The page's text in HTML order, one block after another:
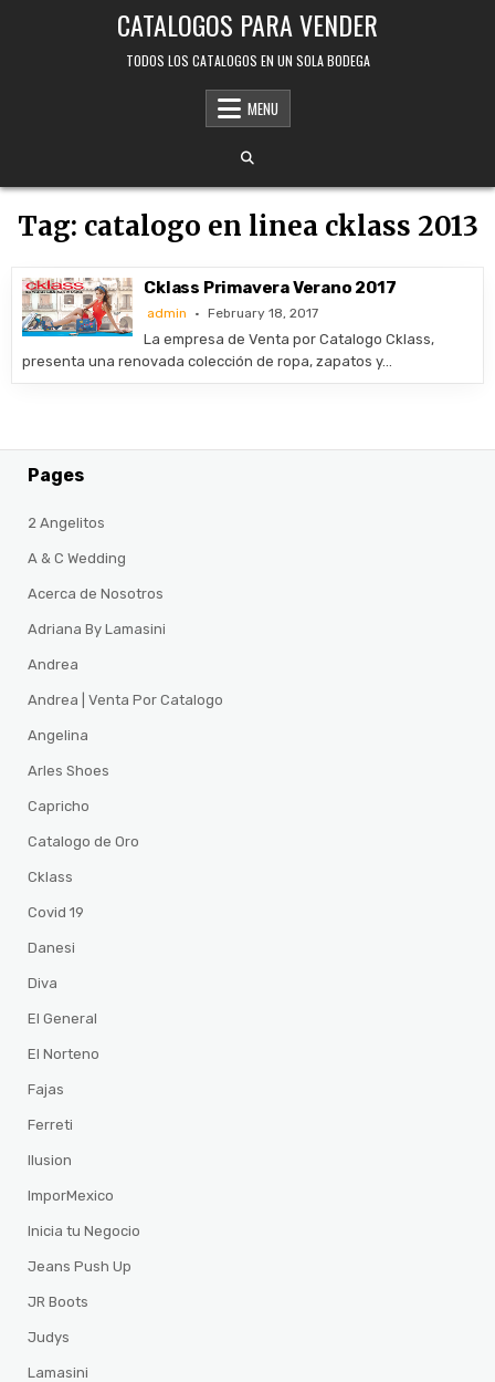
CATALOGOS PARA VENDER
TODOS LOS CATALOGOS EN UN SOLA BODEGA
MENU
Tag: catalogo en linea cklass 2013
Cklass Primavera Verano 2017
admin February 18, 2017
La empresa de Venta por Catalogo Cklass,
presenta una renovada colección de ropa, zapatos y…
Pages
2 Angelitos
A & C Wedding
Acerca de Nosotros
Adriana By Lamasini
Andrea
Andrea | Venta Por Catalogo
Angelina
Arles Shoes
Capricho
Catalogo de Oro
Cklass
Covid 19
Danesi
Diva
El General
El Norteno
Fajas
Ferreti
Ilusion
ImporMexico
Inicia tu Negocio
Jeans Push Up
JR Boots
Judys
Lamasini